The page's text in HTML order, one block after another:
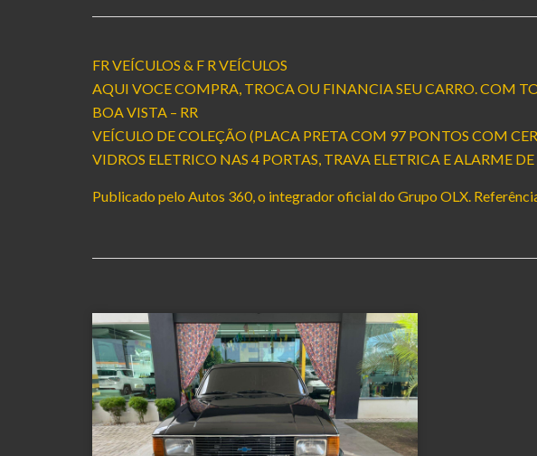
FR VEÍCULOS & F R VEÍCULOS
AQUI VOCE COMPRA, TROCA OU FINANCIA SEU CARRO. COM
BOA VISTA – RR
VEÍCULO DE COLEÇÃO (PLACA PRETA COM 97 PONTOS COM
VIDROS ELETRICO NAS 4 PORTAS, TRAVA ELETRICA E ALARME
Publicado pelo Autos 360, o integrador oficial do Grupo OLX.